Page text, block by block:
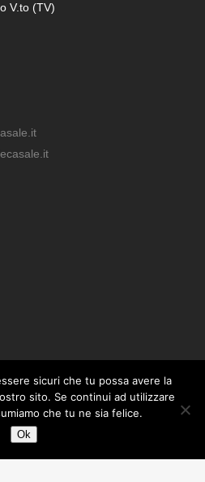
V.to (TV)
sicuri che tu possa avere la
sito. Se continui ad utilizzare
che tu ne sia felice.
Ok